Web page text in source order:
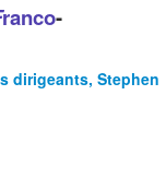
ranco-
dirigeants, Stephen